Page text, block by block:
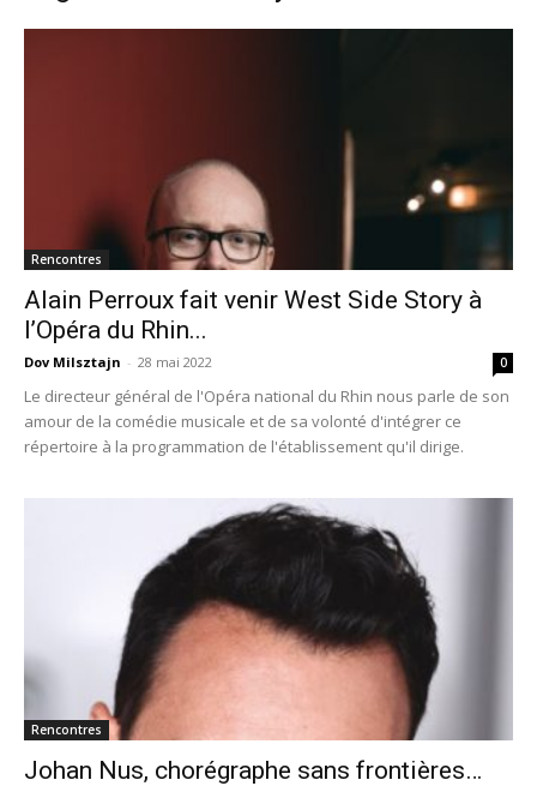
Rencontres
Alain Perroux fait venir West Side Story à
l’Opéra du Rhin...
Dov Milsztajn - 28 mai 2022 0
Le directeur général de l'Opéra national du Rhin nous parle de son
amour de la comédie musicale et de sa volonté d'intégrer ce
répertoire à la programmation de l'établissement qu'il dirige.
Rencontres
Johan Nus, chorégraphe sans frontières…